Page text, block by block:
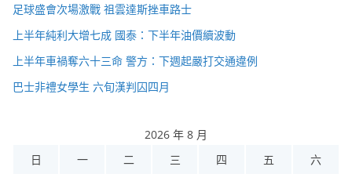
足球盛會次場激戰 祖雲達斯挫車路士
上半年純利大增七成 國泰：下半年油價續波動
上半年車禍奪六十三命 警方：下週起嚴打交通違例
巴士非禮女學生 六旬漢判囚四月
2026 年 8 月
日
一 二 三 四 五 六